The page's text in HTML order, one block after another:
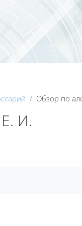
Обзор по
И.